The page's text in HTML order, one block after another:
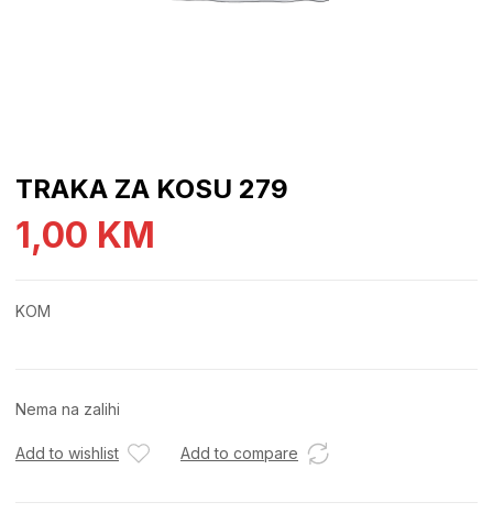
TRAKA ZA KOSU 279
1,00 KM
KOM
Nema na zalihi
Add to wishlist Add to compare